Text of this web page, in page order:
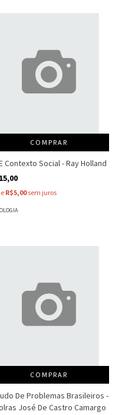
COMPRAR
Contexto Social - Ray Holland
R$5,00sem juros
COMPRAR
De Problemas Brasileiros -
José De Castro Camargo